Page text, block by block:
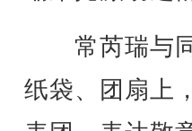
常芮瑞与同
纸袋、团扇上